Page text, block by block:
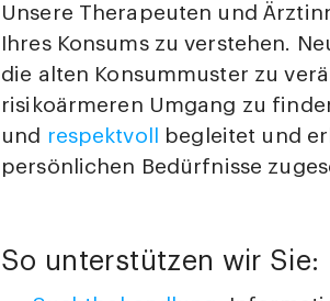
Unsere Therapeuten und
Ihres Konsums zu verstehen.
die alten Konsummuster zu
risikoärmeren Umgang zu
und respektvoll
begleitet und
persönlichen Bedürfnisse
So unterstützen wir Sie: